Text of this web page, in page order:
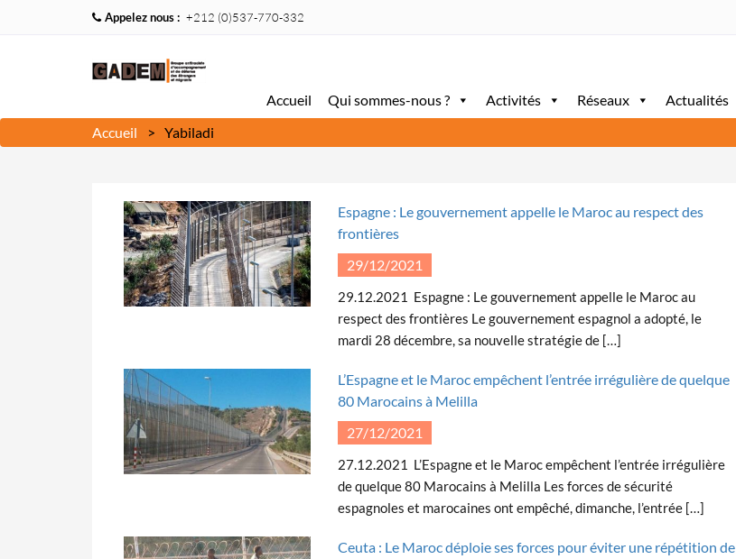
Appelez nous : +212 (0)537-770-332
Accueil Qui sommes-nous ? Activités Réseaux Actualités
Accueil
Yabiladi
Espagne : Le gouvernement appelle le Maroc au respect des
frontières
29/12/2021
29.12.2021 Espagne : Le gouvernement appelle le Maroc au
respect des frontières Le gouvernement espagnol a adopté, le
mardi 28 décembre, sa nouvelle stratégie de […]
L’Espagne et le Maroc empêchent l’entrée irrégulière de quelque
80 Marocains à Melilla
27/12/2021
27.12.2021 L’Espagne et le Maroc empêchent l’entrée irrégulière
de quelque 80 Marocains à Melilla Les forces de sécurité
espagnoles et marocaines ont empêché, dimanche, l’entrée […]
Ceuta : Le Maroc déploie ses forces pour éviter une répétition de